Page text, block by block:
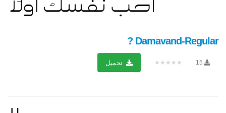
Damavand-Regular ?
15
★★★★★ تحميل